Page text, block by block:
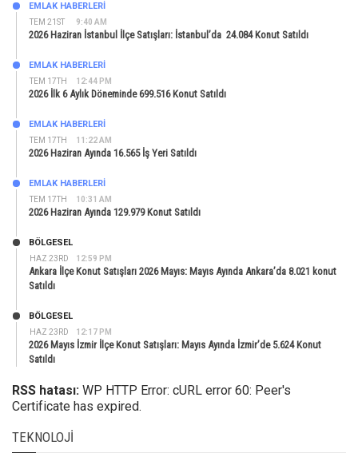
TEM 21ST 9:40 AM
EMLAK HABERLERI
2026 Haziran İstanbul İlçe Satışları: İstanbul’da 24.084 Konut Satıldı
TEM 17TH 12:44 PM
EMLAK HABERLERI
2026 İlk 6 Aylık Döneminde 699.516 Konut Satıldı
TEM 17TH 11:22 AM
EMLAK HABERLERI
2026 Haziran Ayında 16.565 İş Yeri Satıldı
TEM 17TH 10:31 AM
EMLAK HABERLERI
2026 Haziran Ayında 129.979 Konut Satıldı
HAZ 23RD 12:59 PM
BÖLGESEL
Ankara İlçe Konut Satışları 2026 Mayıs: Mayıs Ayında Ankara’da 8.021 konut
Satıldı
HAZ 23RD 12:17 PM
BÖLGESEL
2026 Mayıs İzmir İlçe Konut Satışları: Mayıs Ayında İzmir’de 5.624 Konut
Satıldı
RSS hatası: WP HTTP Error: cURL error 60: Peer's
Certificate has expired.
TEKNOLOJI